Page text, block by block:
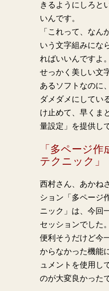
きるようにしろと
いんです。
「これって、なん
いう文字組みにな
ればいいんですよ。
せっかく美しい文
あるソフトなのに
ダメダメにしてい
け止めて、早くま
量設定」を提供し
「多ページ
テクニック」
西村さん、あかね
ション「多ページ
ニック」は、今回
セッションでした。
便利そうだけど今
からなかった機能
ュメントを使用し
のが大変良かった